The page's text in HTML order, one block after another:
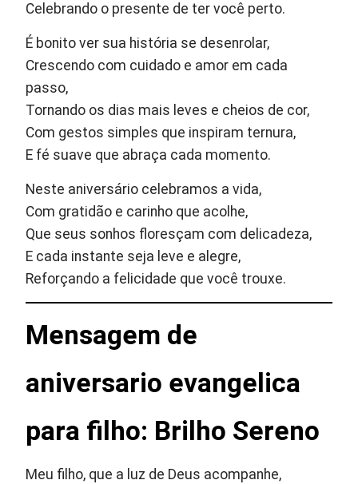
Celebrando o presente de ter você perto.
É bonito ver sua história se desenrolar,
Crescendo com cuidado e amor em cada
passo,
Tornando os dias mais leves e cheios de cor,
Com gestos simples que inspiram ternura,
E fé suave que abraça cada momento.
Neste aniversário celebramos a vida,
Com gratidão e carinho que acolhe,
Que seus sonhos floresçam com delicadeza,
E cada instante seja leve e alegre,
Reforçando a felicidade que você trouxe.
Mensagem de
aniversario evangelica
para filho: Brilho Sereno
Meu filho, que a luz de Deus acompanhe,